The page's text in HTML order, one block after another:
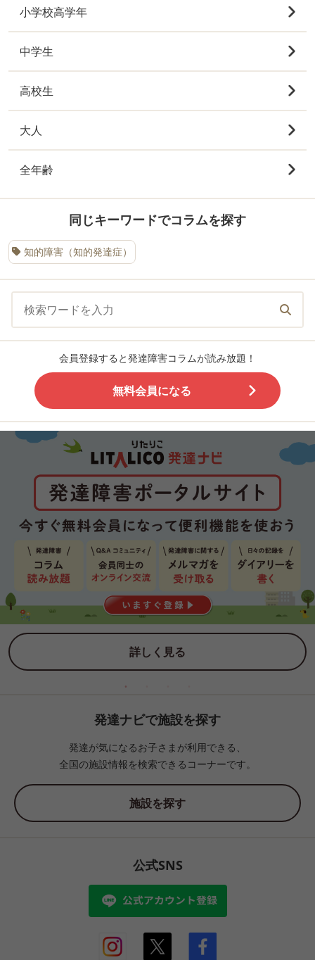
小学校高学年
中学生
高校生
大人
全年齢
同じキーワードでコラムを探す
知的障害（知的発達症）
会員登録すると発達障害コラムが読み放題！
無料会員になる
詳しく見る
発達ナビで施設を探す
発達が気になるお子さまが利用できる、
全国の施設情報を検索できるコーナーです。
施設を探す
公式SNS